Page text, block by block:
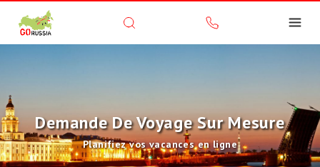
Demande De Voyage Sur Mesure
Planifiez vos vacances en ligne